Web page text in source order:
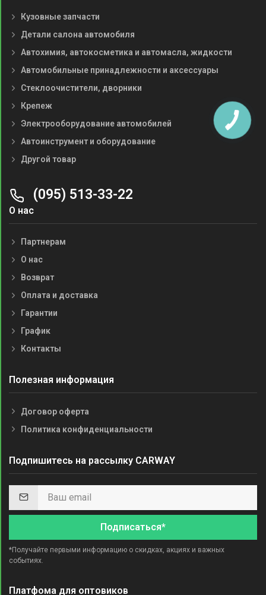
Кузовные запчасти
Детали салона автомобиля
Автохимия, автокосметика и автомасла, жидкости
Автомобильные принадлежности и аксессуары
Стеклоочистители, дворники
Крепеж
Электрооборудование автомобилей
Автоинструмент и оборудование
Другой товар
(095) 513-33-22
О нас
Партнерам
О нас
Возврат
Оплата и доставка
Гарантии
График
Контакты
Полезная информация
Договор оферта
Политика конфиденциальности
Подпишитесь на рассылку CARWAY
Подписаться*
*Получайте первыми информацию о скидках, акциях и важных
событиях.
Платфома для оптовиков